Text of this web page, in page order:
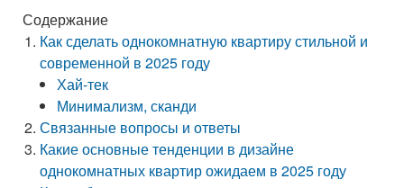
Содержание
Как сделать однокомнатную квартиру стильной и
современной в 2025 году
Хай-тек
Минимализм, сканди
Связанные вопросы и ответы
Какие основные тенденции в дизайне
однокомнатных квартир ожидаем в 2025 году